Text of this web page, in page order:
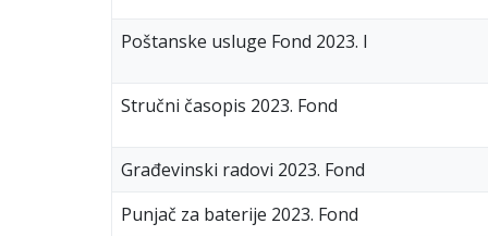
Poštanske usluge Fond 2023. I
Stručni časopis 2023. Fond
Građevinski radovi 2023. Fond
Punjač za baterije 2023. Fond